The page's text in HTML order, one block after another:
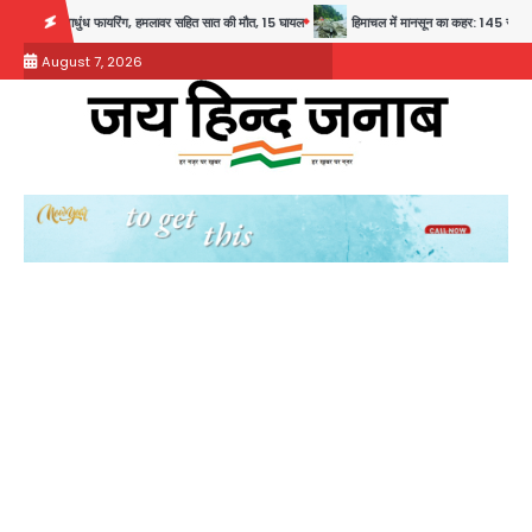
content
हमलावर सहित सात की मौत, 15 घायल हिमाचल में मानसून का कहर: 145 सड़कें बंद, 224
August 7, 2026